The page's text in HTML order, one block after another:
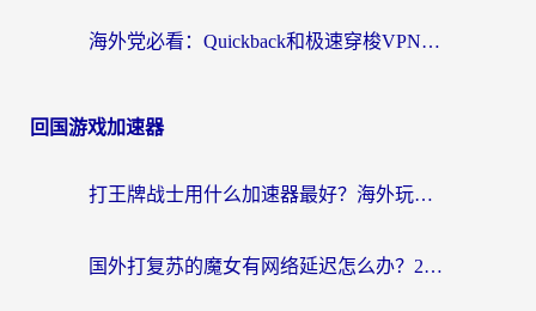
海外党必看：Quickback和极速穿梭VPN好用吗？3步选对回国加速器实现无缝刷国内资源
回国游戏加速器
打王牌战士用什么加速器最好？海外玩家的终极选择指南
国外打复苏的魔女有网络延迟怎么办？2026海外玩家国服游戏加速全攻略